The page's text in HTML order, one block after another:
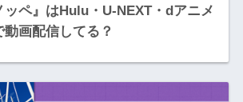
ッペ』はHulu・U-NEXT・dアニメ
画配信してる？